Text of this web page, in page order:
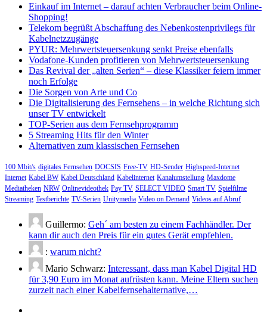
Einkauf im Internet – darauf achten Verbraucher beim Online-
Shopping!
Telekom begrüßt Abschaffung des Nebenkostenprivilegs für
Kabelnetzzugänge
PYUR: Mehrwertsteuersenkung senkt Preise ebenfalls
Vodafone-Kunden profitieren von Mehrwertsteuersenkung
Das Revival der „alten Serien“ – diese Klassiker feiern immer
noch Erfolge
Die Sorgen von Arte und Co
Die Digitalisierung des Fernsehens – in welche Richtung sich
unser TV entwickelt
TOP-Serien aus dem Fernsehprogramm
5 Streaming Hits für den Winter
Alternativen zum klassischen Fernsehen
100 Mbit/s digitales Fernsehen DOCSIS Free-TV HD-Sender Highspeed-Internet
Internet Kabel BW Kabel Deutschland Kabelinternet Kanalumstellung Maxdome
Mediatheken NRW Onlinevideothek Pay TV SELECT VIDEO Smart TV Spielfilme
Streaming Testberichte TV-Serien Unitymedia Video on Demand Videos auf Abruf
Guillermo: Geh´ am besten zu einem Fachhändler. Der
kann dir auch den Preis für ein gutes Gerät empfehlen.
: warum nicht?
Mario Schwarz: Interessant, dass man Kabel Digital HD
für 3,90 Euro im Monat aufrüsten kann. Meine Eltern suchen
zurzeit nach einer Kabelfernsehalternative,…